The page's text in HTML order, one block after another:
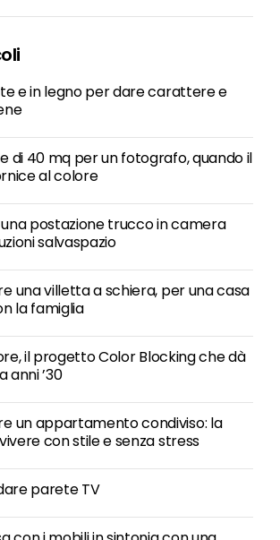
e in legno per dare carattere e
di 40 mq per un fotografo, quando il
al colore
postazione trucco in camera
salvaspazio
una villetta a schiera, per una casa
la famiglia
il progetto Color Blocking che dà
anni ’30
un appartamento condiviso: la
con stile e senza stress
parete TV